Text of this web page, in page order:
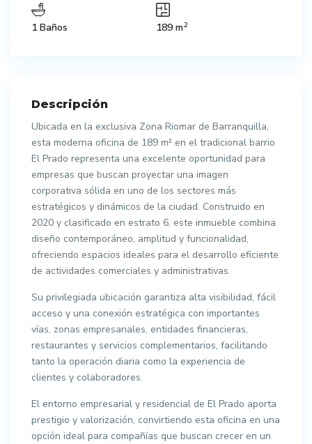
1 Baños 189 m2
Descripción
Ubicada en la exclusiva Zona Riomar de Barranquilla,
esta moderna oficina de 189 m² en el tradicional barrio
El Prado representa una excelente oportunidad para
empresas que buscan proyectar una imagen
corporativa sólida en uno de los sectores más
estratégicos y dinámicos de la ciudad. Construido en
2020 y clasificado en estrato 6, este inmueble combina
diseño contemporáneo, amplitud y funcionalidad,
ofreciendo espacios ideales para el desarrollo eficiente
de actividades comerciales y administrativas.
Su privilegiada ubicación garantiza alta visibilidad, fácil
acceso y una conexión estratégica con importantes
vías, zonas empresariales, entidades financieras,
restaurantes y servicios complementarios, facilitando
tanto la operación diaria como la experiencia de
clientes y colaboradores.
El entorno empresarial y residencial de El Prado aporta
prestigio y valorización, convirtiendo esta oficina en una
opción ideal para compañías que buscan crecer en un